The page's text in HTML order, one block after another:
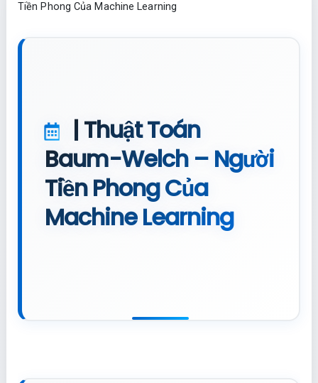
Tiền Phong Của Machine Learning
| Thuật Toán
Baum-Welch – Người
Tiền Phong Của
Machine Learning